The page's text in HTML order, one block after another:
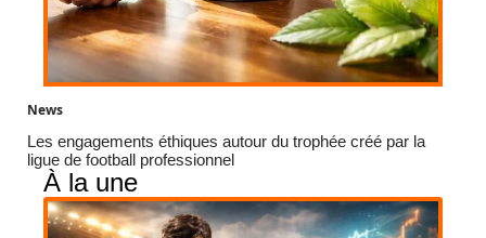
News
Les engagements éthiques autour du trophée créé par la
ligue de football professionnel
À la une